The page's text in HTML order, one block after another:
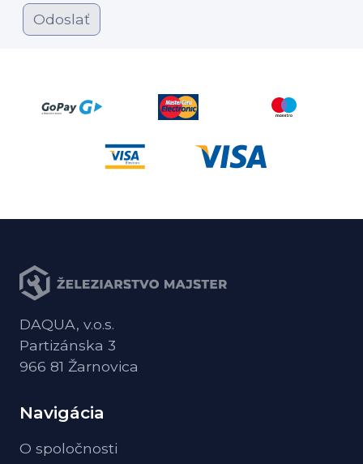
Odoslať
DAQUA, v.o.s.
Partizánska 3
966 81 Žarnovica
Navigácia
O spoločnosti